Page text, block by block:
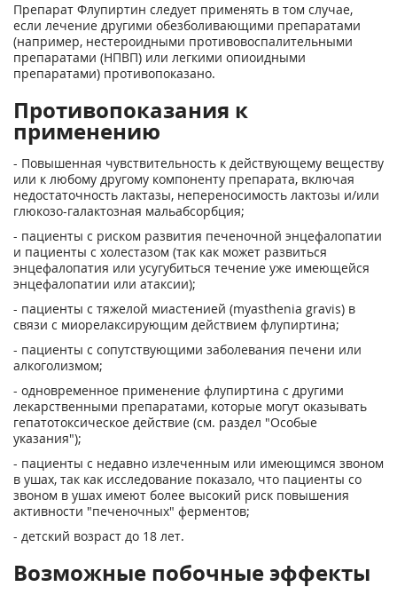
Препарат Флупиртин следует применять в том случае,
если лечение другими обезболивающими препаратами
(например, нестероидными противовоспалительными
препаратами (НПВП) или легкими опиоидными
препаратами) противопоказано.
Противопоказания к
применению
- Повышенная чувствительность к действующему веществу
или к любому другому компоненту препарата, включая
недостаточность лактазы, непереносимость лактозы и/или
глюкозо-галактозная мальабсорбция;
- пациенты с риском развития печеночной энцефалопатии
и пациенты с холестазом (так как может развиться
энцефалопатия или усугубиться течение уже имеющейся
энцефалопатии или атаксии);
- пациенты с тяжелой миастенией (myasthenia gravis) в
связи с миорелаксирующим действием флупиртина;
- пациенты с сопутствующими заболевания печени или
алкоголизмом;
- одновременное применение флупиртина с другими
лекарственными препаратами, которые могут оказывать
гепатотоксическое действие (см. раздел "Особые
указания");
- пациенты с недавно излеченным или имеющимся звоном
в ушах, так как исследование показало, что пациенты со
звоном в ушах имеют более высокий риск повышения
активности "печеночных" ферментов;
- детский возраст до 18 лет.
Возможные побочные эффекты